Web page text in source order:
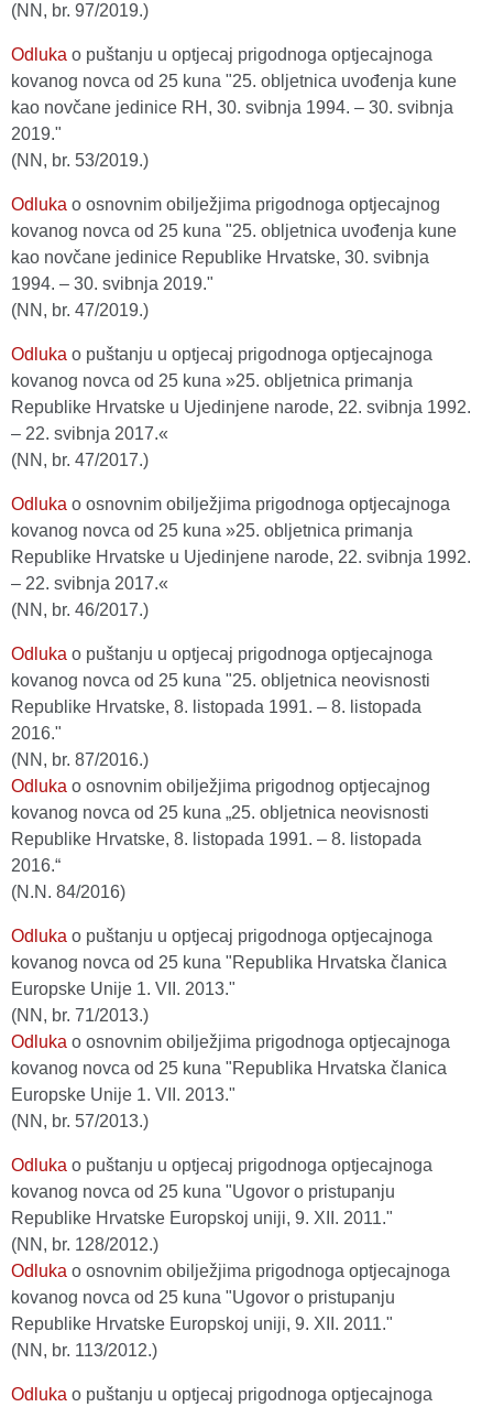
(NN, br. 97/2019.)
Odluka o puštanju u optjecaj prigodnoga optjecajnoga
kovanog novca od 25 kuna "25. obljetnica uvođenja kune
kao novčane jedinice RH, 30. svibnja 1994. – 30. svibnja
2019."
(NN, br. 53/2019.)
Odluka o osnovnim obilježjima prigodnoga optjecajnog
kovanog novca od 25 kuna "25. obljetnica uvođenja kune
kao novčane jedinice Republike Hrvatske, 30. svibnja
1994. – 30. svibnja 2019."
(NN, br. 47/2019.)
Odluka o puštanju u optjecaj prigodnoga optjecajnoga
kovanog novca od 25 kuna »25. obljetnica primanja
Republike Hrvatske u Ujedinjene narode, 22. svibnja 1992.
– 22. svibnja 2017.«
(NN, br. 47/2017.)
Odluka o osnovnim obilježjima prigodnoga optjecajnoga
kovanog novca od 25 kuna »25. obljetnica primanja
Republike Hrvatske u Ujedinjene narode, 22. svibnja 1992.
– 22. svibnja 2017.«
(NN, br. 46/2017.)
Odluka o puštanju u optjecaj prigodnoga optjecajnoga
kovanog novca od 25 kuna "25. obljetnica neovisnosti
Republike Hrvatske, 8. listopada 1991. – 8. listopada
2016."
(NN, br. 87/2016.)
Odluka o osnovnim obilježjima prigodnog optjecajnog
kovanog novca od 25 kuna „25. obljetnica neovisnosti
Republike Hrvatske, 8. listopada 1991. – 8. listopada
2016.“
(N.N. 84/2016)
Odluka o puštanju u optjecaj prigodnoga optjecajnoga
kovanog novca od 25 kuna "Republika Hrvatska članica
Europske Unije 1. VII. 2013."
(NN, br. 71/2013.)
Odluka o osnovnim obilježjima prigodnoga optjecajnoga
kovanog novca od 25 kuna "Republika Hrvatska članica
Europske Unije 1. VII. 2013."
(NN, br. 57/2013.)
Odluka o puštanju u optjecaj prigodnoga optjecajnoga
kovanog novca od 25 kuna "Ugovor o pristupanju
Republike Hrvatske Europskoj uniji, 9. XII. 2011."
(NN, br. 128/2012.)
Odluka o osnovnim obilježjima prigodnoga optjecajnoga
kovanog novca od 25 kuna "Ugovor o pristupanju
Republike Hrvatske Europskoj uniji, 9. XII. 2011."
(NN, br. 113/2012.)
Odluka o puštanju u optjecaj prigodnoga optjecajnoga